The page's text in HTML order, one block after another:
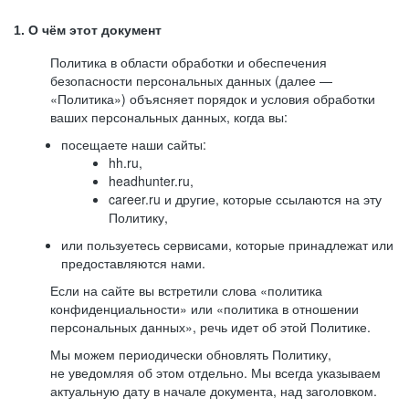
1. О чём этот документ
Политика в области обработки и обеспечения
безопасности персональных данных (далее —
«Политика») объясняет порядок и условия обработки
ваших персональных данных, когда вы:
посещаете наши сайты:
hh.ru,
headhunter.ru,
career.ru и другие, которые ссылаются на эту
Политику,
или пользуетесь сервисами, которые принадлежат или
предоставляются нами.
Если на сайте вы встретили слова «политика
конфиденциальности» или «политика в отношении
персональных данных», речь идет об этой Политике.
Мы можем периодически обновлять Политику,
не уведомляя об этом отдельно. Мы всегда указываем
актуальную дату в начале документа, над заголовком.